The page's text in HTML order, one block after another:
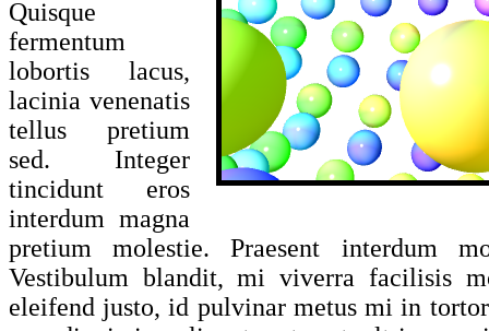
Quisque
fermentum
lobortis lacus,
lacinia venenatis
tellus pretium
sed. Integer
tincidunt eros
interdum magna
pretium molestie. Praesent interdum
Vestibulum blandit, mi viverra facilisis
eleifend justo, id pulvinar metus mi in